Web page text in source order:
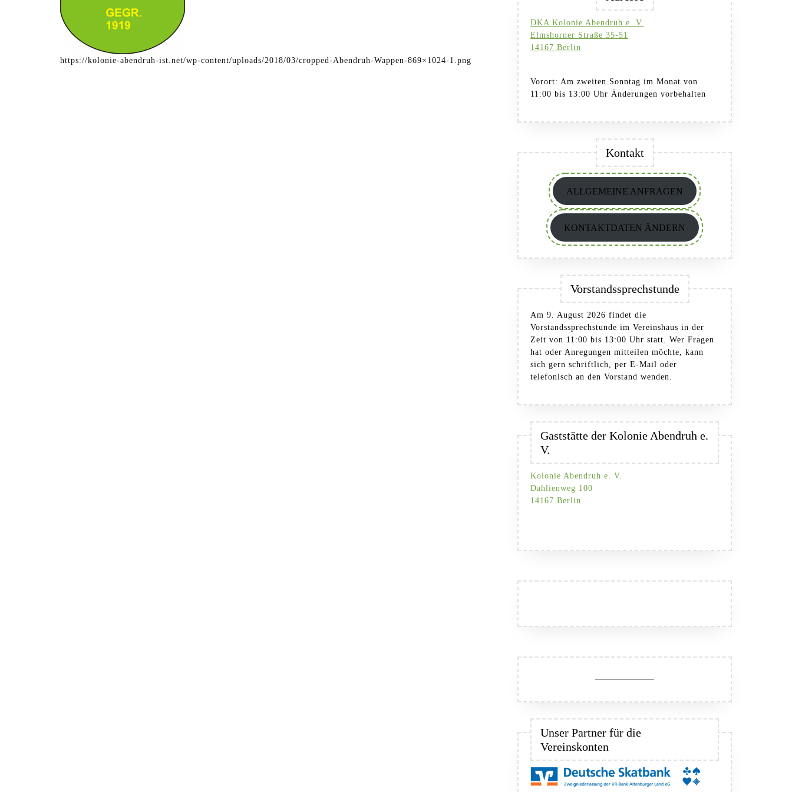
https://kolonie-abendruh-ist.net/wp-content/uploads/2018/03/cropped-Abendruh-Wappen-869×1024-1.png
DKA Kolonie Abendruh e. V.
Elmshorner Straße 35-51
14167 Berlin
Vorort: Am zweiten Sonntag im Monat von
11:00 bis 13:00 Uhr Änderungen vorbehalten
Kontakt
ALLGEMEINE ANFRAGEN
KONTAKTDATEN ÄNDERN
Vorstandssprechstunde
Am 9. August 2026 findet die
Vorstandssprechstunde im Vereinshaus in der
Zeit von 11:00 bis 13:00 Uhr statt. Wer Fragen
hat oder Anregungen mitteilen möchte, kann
sich gern schriftlich, per E-Mail oder
telefonisch an den Vorstand wenden.
Gaststätte der Kolonie Abendruh e.
V.
Kolonie Abendruh e. V.
Dahlienweg 100
14167 Berlin
Unser Partner für die
Vereinskonten